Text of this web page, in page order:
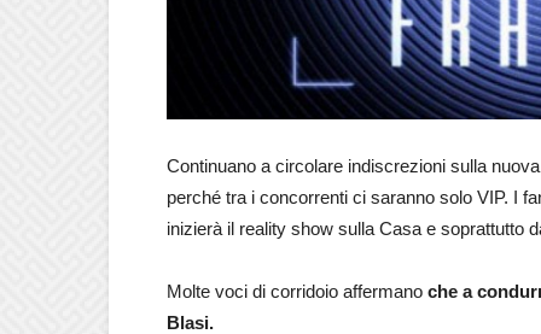
Continuano a circolare indiscrezioni sulla
perché tra i concorrenti ci saranno solo VIP. I
inizierà il reality show sulla Casa e soprattutto
Molte voci di corridoio affermano che a
Blasi.